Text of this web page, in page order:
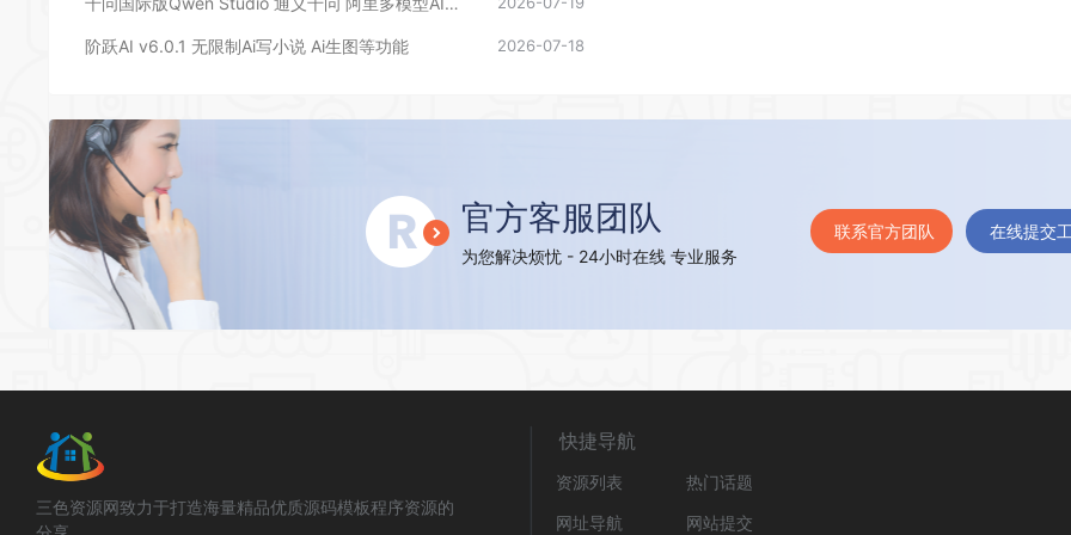
阶跃AI v6.0.1 无限制Ai写小说 Ai生图等功能 2026-07-18
官方客服团队
为您解决烦忧 - 24小时在线 专业服务
联系官方团队 在线提交
三色资源网致力于打造海量精品优质源码模板程序资源的
快捷导航
资源列表
热门话题
网址导航
网站提交